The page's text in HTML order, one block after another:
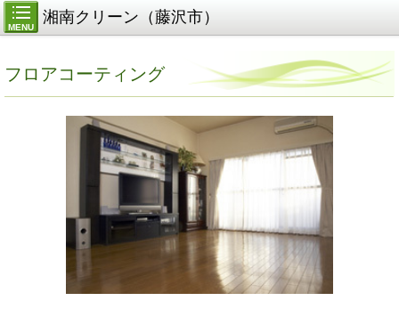
MENU
湘南クリーン（藤沢市）
フロアコーティング